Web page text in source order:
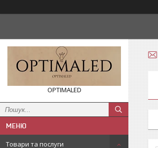
OPTIMALED
Товари та послуги